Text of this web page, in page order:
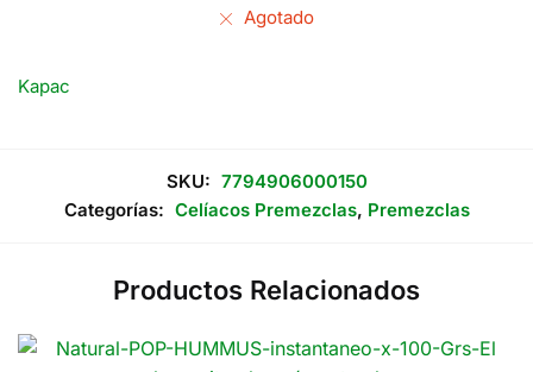
Agotado
Kapac
SKU: 7794906000150
Categorías: Celíacos Premezclas, Premezclas
Productos Relacionados